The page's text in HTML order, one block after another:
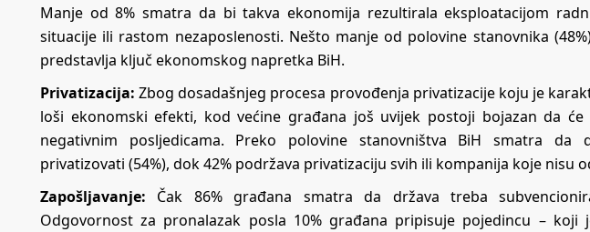
Manje od 8% smatra da bi takva ekonomija rezultirala eksploatacijom
situacije ili rastom nezaposlenosti. Nešto manje od polovine stanovnika
predstavlja ključ ekonomskog napretka BiH.
Privatizacija:Zbog dosadašnjeg procesa provođenja privatizacije koju je
loši ekonomski efekti, kod većine građana još uvijek postoji bojazan da
negativnim posljedicama. Preko polovine stanovništva BiH smatra da
privatizovati (54%), dok 42% podržava privatizaciju svih ili kompanija koje nisu
Zapošljavanje: Čak 86% građana smatra da država treba
Odgovornost za pronalazak posla 10% građana pripisuje pojedincu –